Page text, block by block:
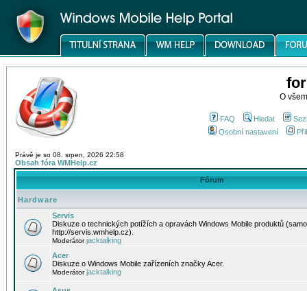
O
FAQ Hledat
Osobní nastavení
Právě je so 08. srpen, 2026 22:58
Obsah fóra WMHelp.cz
Fórum
Hardware
Servis
Diskuze o technických potížích a opravách Windows Mobile produktů
http://servis.wmhelp.cz).
Moderátorjacktalking
Acer
Diskuze o Windows Mobile zařízeních značky Acer.
Moderátorjacktalking